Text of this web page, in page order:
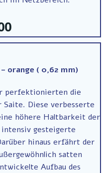
orange ( 0,62 mm)
perfektionierten die
Saite. Diese verbesserte
höhere Haltbarkeit der
gesteigerte
hinaus erfährt der
satten
Aufbau des